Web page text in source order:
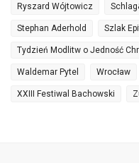
Ryszard Wójtowicz
Stephan Aderhold Szlak
Tydzień Modlitw o Jedność
Waldemar Pytel Wrocław
XXIII Festiwal Bachowski